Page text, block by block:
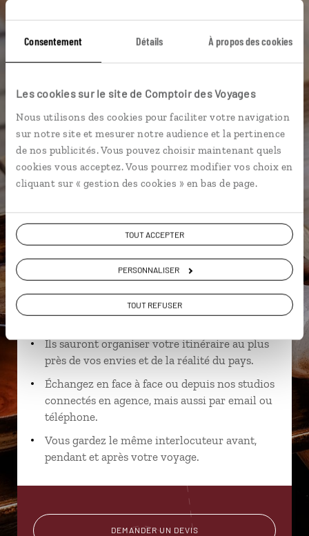
Consentement Détails À propos des cookies
Les cookies sur le site de Comptoir des Voyages
Nous utilisons des cookies pour faciliter votre navigation
sur notre site et mesurer notre audience et la pertinence
de nos publicités. Vous pouvez choisir maintenant quels
cookies vous acceptez. Vous pourrez modifier vos choix en
cliquant sur « gestion des cookies » en bas de page.
TOUT ACCEPTER
PERSONNALISER
TOUT REFUSER
Une envie de voyage
particulière ?
Andong Dongdaemun Hongdae
Insadong Baie écologique de Suncheon Daegu
Gangnam Île de Jeju Jardin national de Suncheon
Clothilde,
spécialiste Corée du sud
Suivez vos envies et demandez conseils à nos
spécialistes
Ils sauront organiser votre itinéraire au plus
près de vos envies et de la réalité du pays.
Échangez en face à face ou depuis nos studios
connectés en agence, mais aussi par email ou
téléphone.
Vous gardez le même interlocuteur avant,
pendant et après votre voyage.
DEMANDER UN DEVIS